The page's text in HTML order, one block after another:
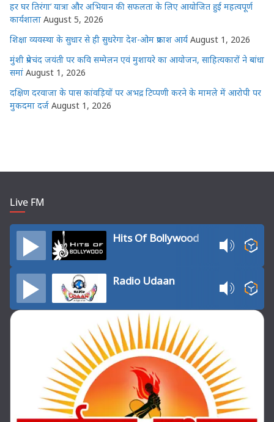
हर घर तिरंगा’ यात्रा और अभियान की सफलता के लिए आयोजित हुई महत्वपूर्ण
कार्यशाला August 5, 2026
शिक्षा व्यवस्था के सुधार से ही सुधरेगा देश-ओम प्रकाश आर्य August 1, 2026
मुंशी प्रेमचंद जयंती पर कवि सम्मेलन एवं मुशायरे का आयोजन, साहित्यकारों ने बांधा
समां August 1, 2026
दक्षिण दरवाजा के पास कांवड़ियों पर अभद्र टिप्पणी करने के मामले में आरोपी पर
मुकदमा दर्ज August 1, 2026
Live FM
Hits Of Bollywood
Radio Udaan